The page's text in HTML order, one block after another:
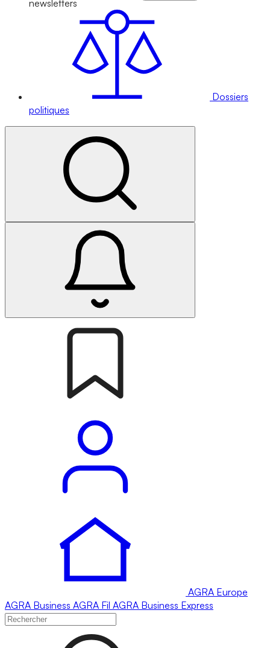
newsletters
Dossiers
politiques
AGRA Europe
AGRA Business AGRA Fil AGRA Business Express